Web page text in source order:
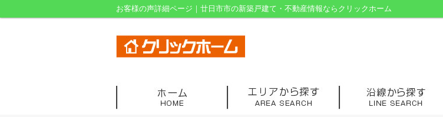
お客様の声詳細ページ｜廿日市市の新築戸建て・不動産情報ならクリックホーム